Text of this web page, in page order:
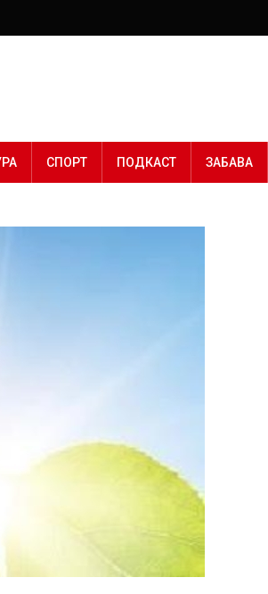
СПОРТ ПОДКАСТ ЗАБАВА